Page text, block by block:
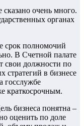
сказано очень много.
органах
срок полномочий
В Счетной палате
свои должности по
стратегий в бизнесе
госслужбе
краткосрочным.
бизнеса понятна –
оценить по доле